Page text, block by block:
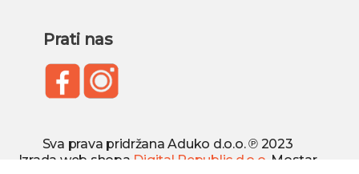
Prati nas
Sva prava pridržana Aduko d.o.o. ℗ 2023
Izrada web shopa Digital Republic d.o.o. Mostar